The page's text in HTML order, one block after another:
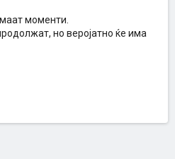
моменти.
но веројатно ќе има